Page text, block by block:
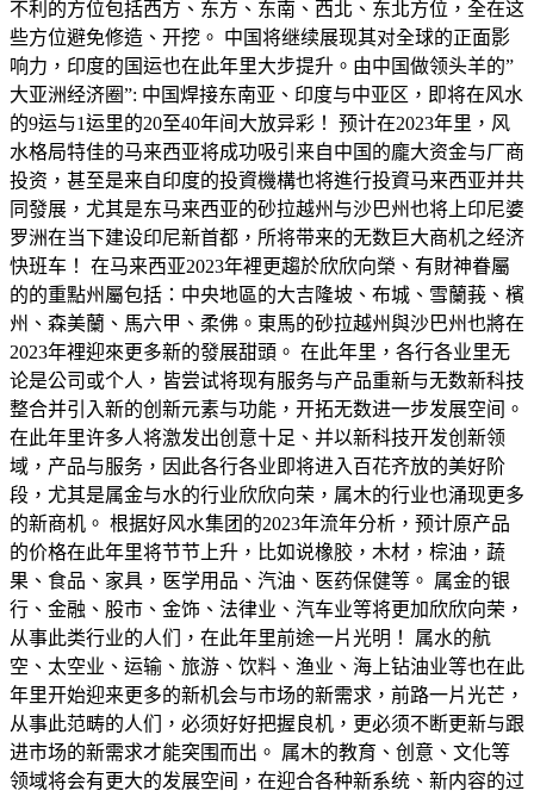
不利的方位包括西方、东方、东南、西北、东北方位，全在这
些方位避免修造、开挖。 中国将继续展现其对全球的正面影
响力，印度的国运也在此年里大步提升。由中国做领头羊的”
大亚洲经济圈”: 中国焊接东南亚、印度与中亚区，即将在风水
的9运与1运里的20至40年间大放异彩！ 预计在2023年里，风
水格局特佳的马来西亚将成功吸引来自中国的龐大资金与厂商
投资，甚至是来自印度的投資機構也将進行投資马来西亚并共
同發展，尤其是东马来西亚的砂拉越州与沙巴州也将上印尼婆
罗洲在当下建设印尼新首都，所将带来的无数巨大商机之经济
快班车！ 在马来西亚2023年裡更趨於欣欣向榮、有財神眷屬
的的重點州屬包括：中央地區的大吉隆坡、布城、雪蘭莪、檳
州、森美蘭、馬六甲、柔佛。東馬的砂拉越州與沙巴州也將在
2023年裡迎來更多新的發展甜頭。 在此年里，各行各业里无
论是公司或个人，皆尝试将现有服务与产品重新与无数新科技
整合并引入新的创新元素与功能，开拓无数进一步发展空间。
在此年里许多人将激发出创意十足、并以新科技开发创新领
域，产品与服务，因此各行各业即将进入百花齐放的美好阶
段，尤其是属金与水的行业欣欣向荣，属木的行业也涌现更多
的新商机。 根据好风水集团的2023年流年分析，预计原产品
的价格在此年里将节节上升，比如说橡胶，木材，棕油，蔬
果、食品、家具，医学用品、汽油、医药保健等。 属金的银
行、金融、股市、金饰、法律业、汽车业等将更加欣欣向荣，
从事此类行业的人们，在此年里前途一片光明！ 属水的航
空、太空业、运输、旅游、饮料、渔业、海上钻油业等也在此
年里开始迎来更多的新机会与市场的新需求，前路一片光芒，
从事此范畴的人们，必须好好把握良机，更必须不断更新与跟
进市场的新需求才能突围而出。 属木的教育、创意、文化等
领域将会有更大的发展空间，在迎合各种新系统、新内容的过